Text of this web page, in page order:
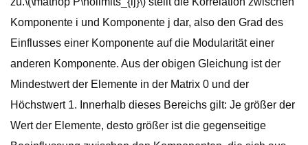
Komponente i und Komponente j dar, also den Grad des
Einflusses einer Komponente auf die Modularität einer
anderen Komponente. Aus der obigen Gleichung ist der
Mindestwert der Elemente in der Matrix 0 und der
Höchstwert 1. Innerhalb dieses Bereichs gilt: Je größer der
Wert der Elemente, desto größer ist die gegenseitige